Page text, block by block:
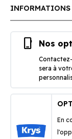
phone_iphone Nos
sera à
En